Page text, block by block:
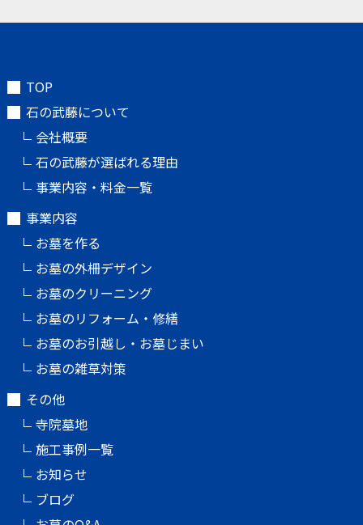
TOP
石の武藤について
会社概要
石の武藤が選ばれる理由
事業内容・料金一覧
事業内容
お墓を作る
お墓の外柵デザイン
お墓のクリーニング
お墓のリフォーム・修繕
お墓のお引越し・お墓じまい
お墓の雑草対策
その他
寺院墓地
施工事例一覧
お知らせ
ブログ